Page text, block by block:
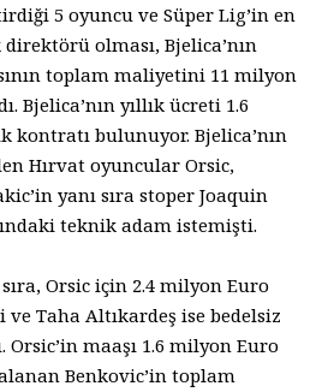
5 oyuncu ve Süper Lig’in en
olması, Bjelica’nın
toplam maliyetini 11 milyon
Bjelica’nın yıllık ücreti 1.6
kontratı bulunuyor. Bjelica’nın
Hırvat oyuncular Orsic,
yanı sıra stoper Joaquin
teknik adam istemişti.
Orsic için 2.4 milyon Euro
Taha Altıkardeş ise bedelsiz
Orsic’in maaşı 1.6 milyon Euro
Benkovic’in toplam